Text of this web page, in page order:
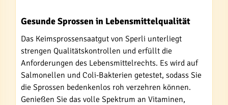
Gesunde Sprossen in Lebensmittelqualität
Das Keimsprossensaatgut von Sperli unterliegt
strengen Qualitätskontrollen und erfüllt die
Anforderungen des Lebensmittelrechts. Es wird auf
Salmonellen und Coli-Bakterien getestet, sodass Sie
die Sprossen bedenkenlos roh verzehren können.
Genießen Sie das volle Spektrum an Vitaminen,